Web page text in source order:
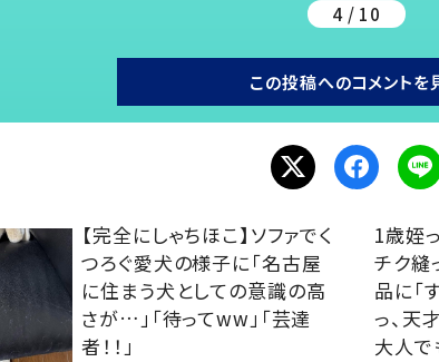
4 / 10
この投稿へのコメントを
【完全にしゃちほこ】ソファでく
つろぐ愛犬の様子に「名古屋
に住まう犬としての意識の高
さが…」「待ってww」「芸達
者！！」
1歳姪
チク
品に「
っ、天
大人で